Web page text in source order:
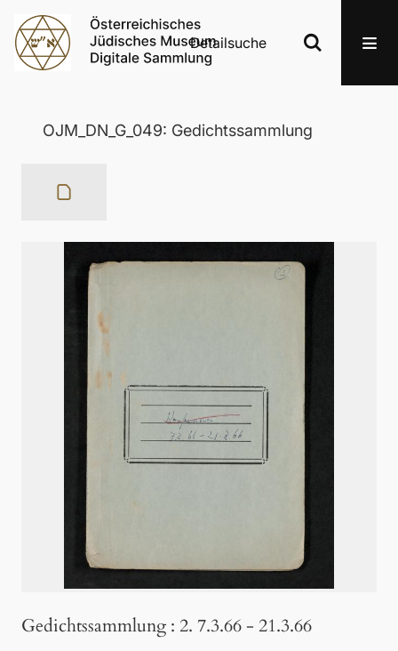
Detailsuche
OJM_DN_G_049: Gedichtssammlung
Gedichtssammlung : 2. 7.3.66 - 21.3.66